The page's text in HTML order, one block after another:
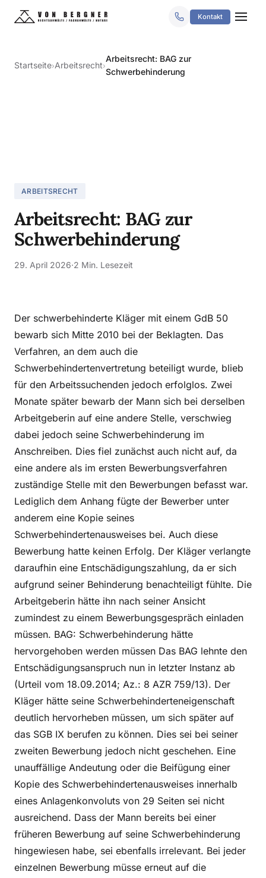
Kontakt
Startseite›Arbeitsrecht›
Arbeitsrecht: BAG zur
Schwerbehinderung
ARBEITSRECHT
Arbeitsrecht: BAG zur
Schwerbehinderung
29. April 2026·2 Min. Lesezeit
Der schwerbehinderte Kläger mit einem GdB 50
bewarb sich Mitte 2010 bei der Beklagten. Das
Verfahren, an dem auch die
Schwerbehindertenvertretung beteiligt wurde, blieb
für den Arbeitssuchenden jedoch erfolglos. Zwei
Monate später bewarb der Mann sich bei derselben
Arbeitgeberin auf eine andere Stelle, verschwieg
dabei jedoch seine Schwerbehinderung im
Anschreiben. Dies fiel zunächst auch nicht auf, da
eine andere als im ersten Bewerbungsverfahren
zuständige Stelle mit den Bewerbungen befasst war.
Lediglich dem Anhang fügte der Bewerber unter
anderem eine Kopie seines
Schwerbehindertenausweises bei. Auch diese
Bewerbung hatte keinen Erfolg. Der Kläger verlangte
daraufhin eine Entschädigungszahlung, da er sich
aufgrund seiner Behinderung benachteiligt fühlte. Die
Arbeitgeberin hätte ihn nach seiner Ansicht
zumindest zu einem Bewerbungsgespräch einladen
müssen. BAG: Schwerbehinderung hätte
hervorgehoben werden müssen Das BAG lehnte den
Entschädigungsanspruch nun in letzter Instanz ab
(Urteil vom 18.09.2014; Az.: 8 AZR 759/13). Der
Kläger hätte seine Schwerbehinderteneigenschaft
deutlich hervorheben müssen, um sich später auf
das SGB IX berufen zu können. Dies sei bei seiner
zweiten Bewerbung jedoch nicht geschehen. Eine
unauffällige Andeutung oder die Beifügung einer
Kopie des Schwerbehindertenausweises innerhalb
eines Anlagenkonvoluts von 29 Seiten sei nicht
ausreichend. Dass der Mann bereits bei einer
früheren Bewerbung auf seine Schwerbehinderung
hingewiesen habe, sei ebenfalls irrelevant. Bei jeder
einzelnen Bewerbung müsse erneut auf die